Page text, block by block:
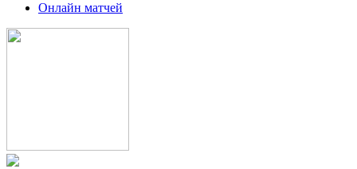
Онлайн матчей